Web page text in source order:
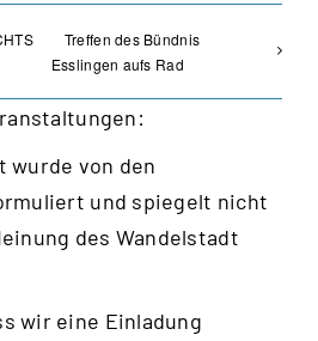
Treffen des Bündnis
Esslingen aufs Rad
wurde von den
und spiegelt nicht
des Wandelstadt
wir eine Einladung